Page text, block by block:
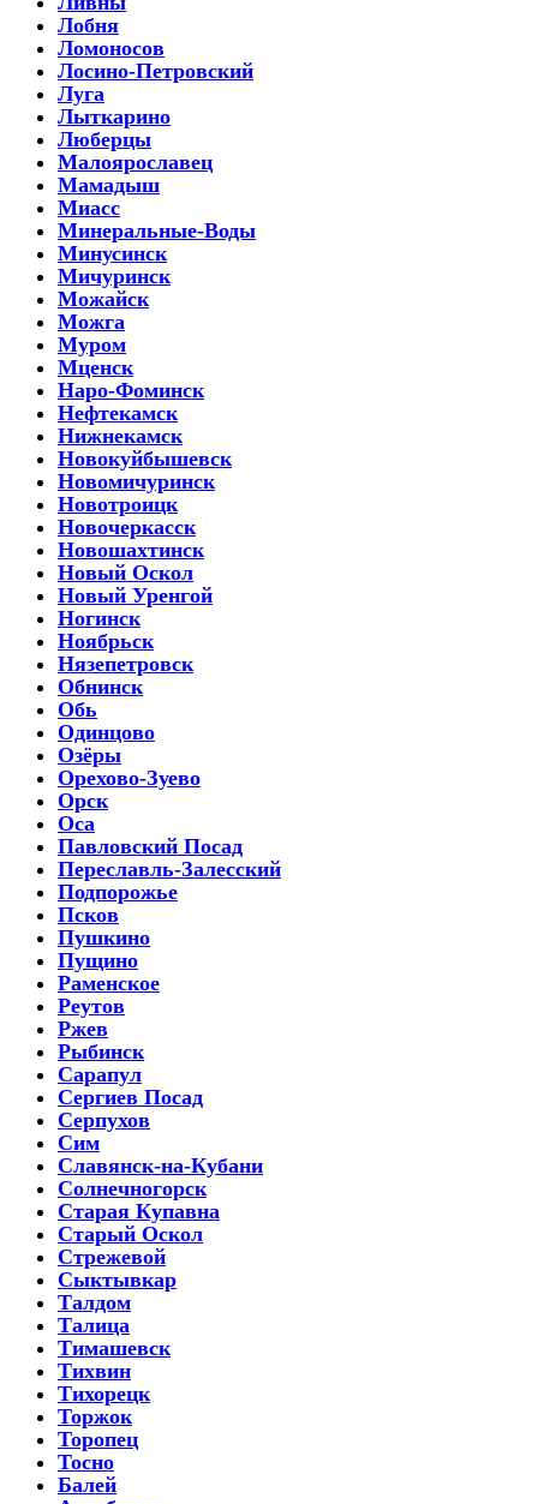
Лобня
Ломоносов
Лосино-Петровский
Луга
Лыткарино
Люберцы
Малоярославец
Мамадыш
Миасс
Минеральные-Воды
Минусинск
Мичуринск
Можайск
Можга
Муром
Мценск
Наро-Фоминск
Нефтекамск
Нижнекамск
Новокуйбышевск
Новомичуринск
Новотроицк
Новочеркасск
Новошахтинск
Новый Оскол
Новый Уренгой
Ногинск
Ноябрьск
Нязепетровск
Обнинск
Обь
Одинцово
Озёры
Орехово-Зуево
Орск
Оса
Павловский Посад
Переславль-Залесский
Подпорожье
Псков
Пушкино
Пущино
Раменское
Реутов
Ржев
Рыбинск
Сарапул
Сергиев Посад
Серпухов
Сим
Славянск-на-Кубани
Солнечногорск
Старая Купавна
Старый Оскол
Стрежевой
Сыктывкар
Талдом
Талица
Тимашевск
Тихвин
Тихорецк
Торжок
Торопец
Тосно
Балей